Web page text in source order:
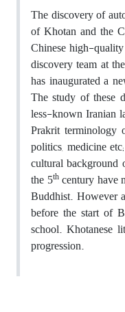
The discovery of
of Khotan and the
Chinese high-
discovery team at
has inaugurated a
The study of these
less-known Iranian
Prakrit terminology
politics, medicine
cultural
the 5thcentury have
Buddhist. However
before the start of
school. Khotanese
progression.